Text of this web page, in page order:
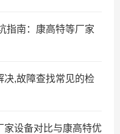
指南：康高特等厂家
决,故障查找常见的检
家设备对比与康高特优